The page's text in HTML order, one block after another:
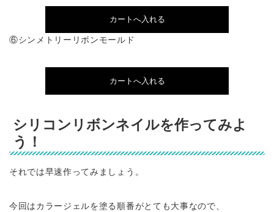
⑥シンメトリーリボンモールド
シリコンリボンネイルを作ってみよ
う！
それでは早速作ってみましょう。
今回はカラージェルを塗る順番がとても大事なので、